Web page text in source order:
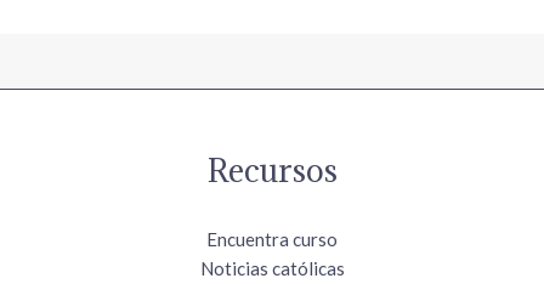
Recursos
Encuentra curso
Noticias católicas